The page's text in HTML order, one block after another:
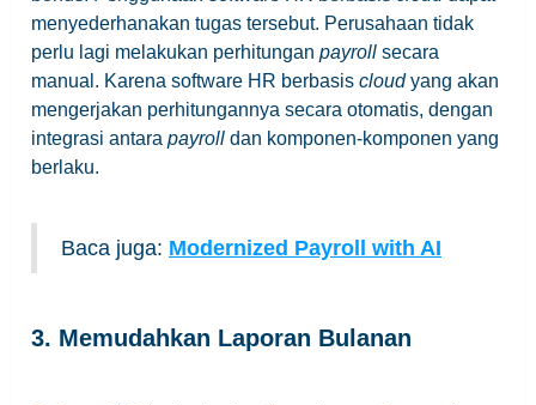
menyederhanakan tugas tersebut. Perusahaan tidak
perlu lagi melakukan perhitungan payroll secara
manual. Karena software HR berbasis cloudyang akan
mengerjakan perhitungannya secara otomatis, dengan
integrasi antara payroll dan komponen-komponen yang
berlaku.
Baca juga: Modernized Payroll with AI
3. Memudahkan Laporan Bulanan